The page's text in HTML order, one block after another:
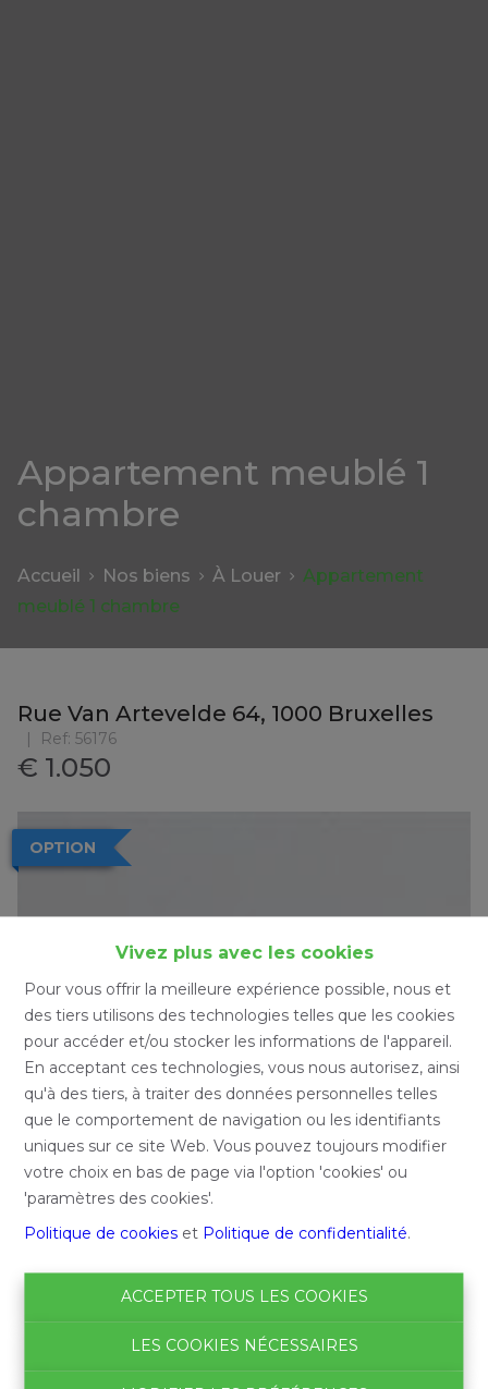
Vivez plus avec les cookies
Pour vous offrir la meilleure expérience possible, nous et
des tiers utilisons des technologies telles que les cookies
pour accéder et/ou stocker les informations de l'appareil.
En acceptant ces technologies, vous nous autorisez, ainsi
qu'à des tiers, à traiter des données personnelles telles
que le comportement de navigation ou les identifiants
uniques sur ce site Web. Vous pouvez toujours modifier
votre choix en bas de page via l'option 'cookies' ou
'paramètres des cookies'.
Politique de cookies et Politique de confidentialité.
ACCEPTER TOUS LES COOKIES
LES COOKIES NÉCESSAIRES
Appartement meublé 1
chambre
Accueil Nos biens À Louer
Appartement
meublé 1 chambre
Rue Van Artevelde 64, 1000 Bruxelles
Ref: 56176
€ 1.050
OPTION